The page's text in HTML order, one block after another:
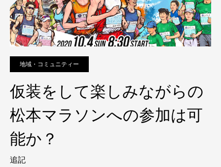
地域・コミュニティー
仮装をして楽しみながらの
松本マラソンへの参加は可
能か？
追記